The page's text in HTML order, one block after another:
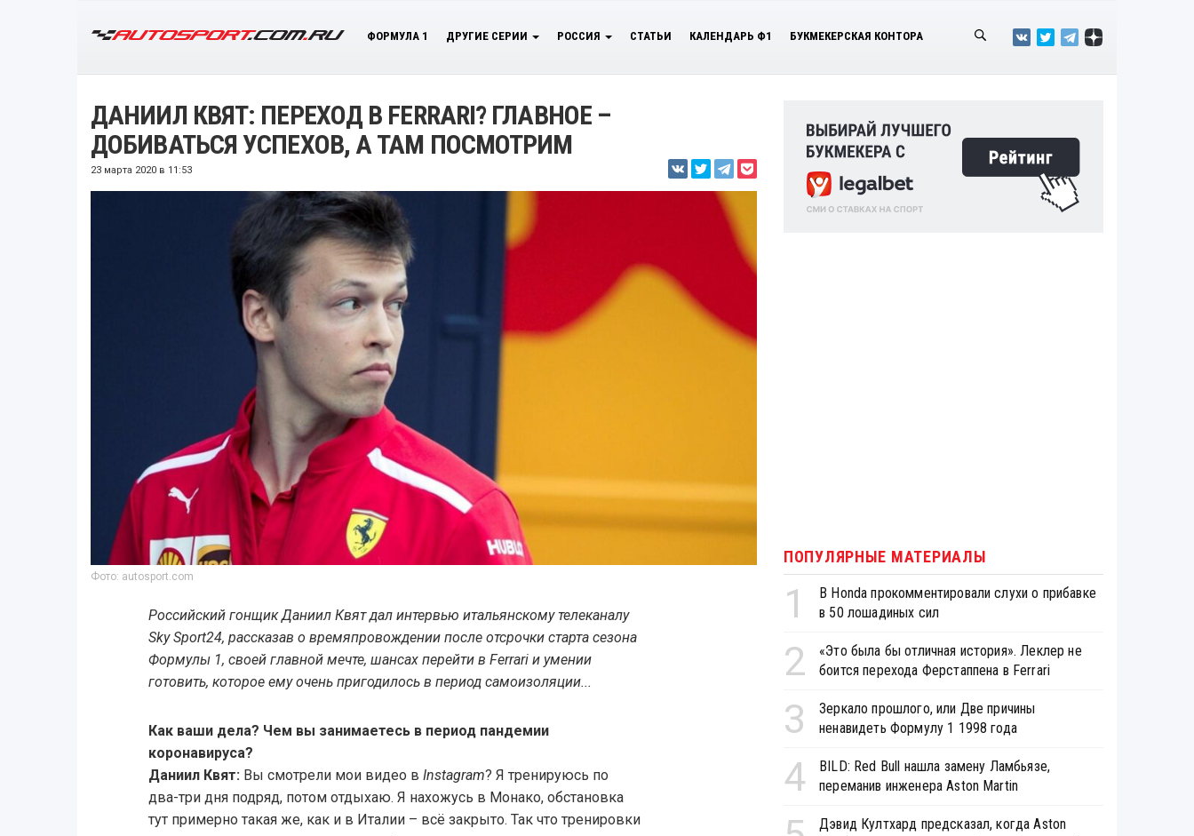
ФОРМУЛА 1 ДРУГИЕ СЕРИИ РОССИЯ СТАТЬИ КАЛЕНДАРЬ Ф1 БУКМЕКЕРСКАЯ КОНТОРА
ДАНИИЛ КВЯТ: ПЕРЕХОД В FERRARI? ГЛАВНОЕ –
ДОБИВАТЬСЯ УСПЕХОВ, А ТАМ ПОСМОТРИМ
23 марта 2020 в 11:53
Фото: autosport.com
Российский гонщик Даниил Квят дал интервью итальянскому телеканалу
Sky Sport24, рассказав о времяпровождении после отсрочки старта сезона
Формулы 1, своей главной мечте, шансах перейти в Ferrari и умении
готовить, которое ему очень пригодилось в период самоизоляции...
Как ваши дела? Чем вы занимаетесь в период пандемии
коронавируса?
Даниил Квят:Вы смотрели мои видео в Instagram? Я тренируюсь по
два-три дня подряд, потом отдыхаю. Я нахожусь в Монако, обстановка
тут примерно такая же, как и в Италии – всё закрыто. Так что тренировки
ПОПУЛЯРНЫЕ МАТЕРИАЛЫ
1
В Honda прокомментировали слухи о прибавке
в 50 лошадиных сил
2
«Это была бы отличная история». Леклер не
боится перехода Ферстаппена в Ferrari
3
Зеркало прошлого, или Две причины
ненавидеть Формулу 1 1998 года
4
BILD: Red Bull нашла замену Ламбьязе,
переманив инженера Aston Martin
Дэвид Култхард предсказал, когда Aston